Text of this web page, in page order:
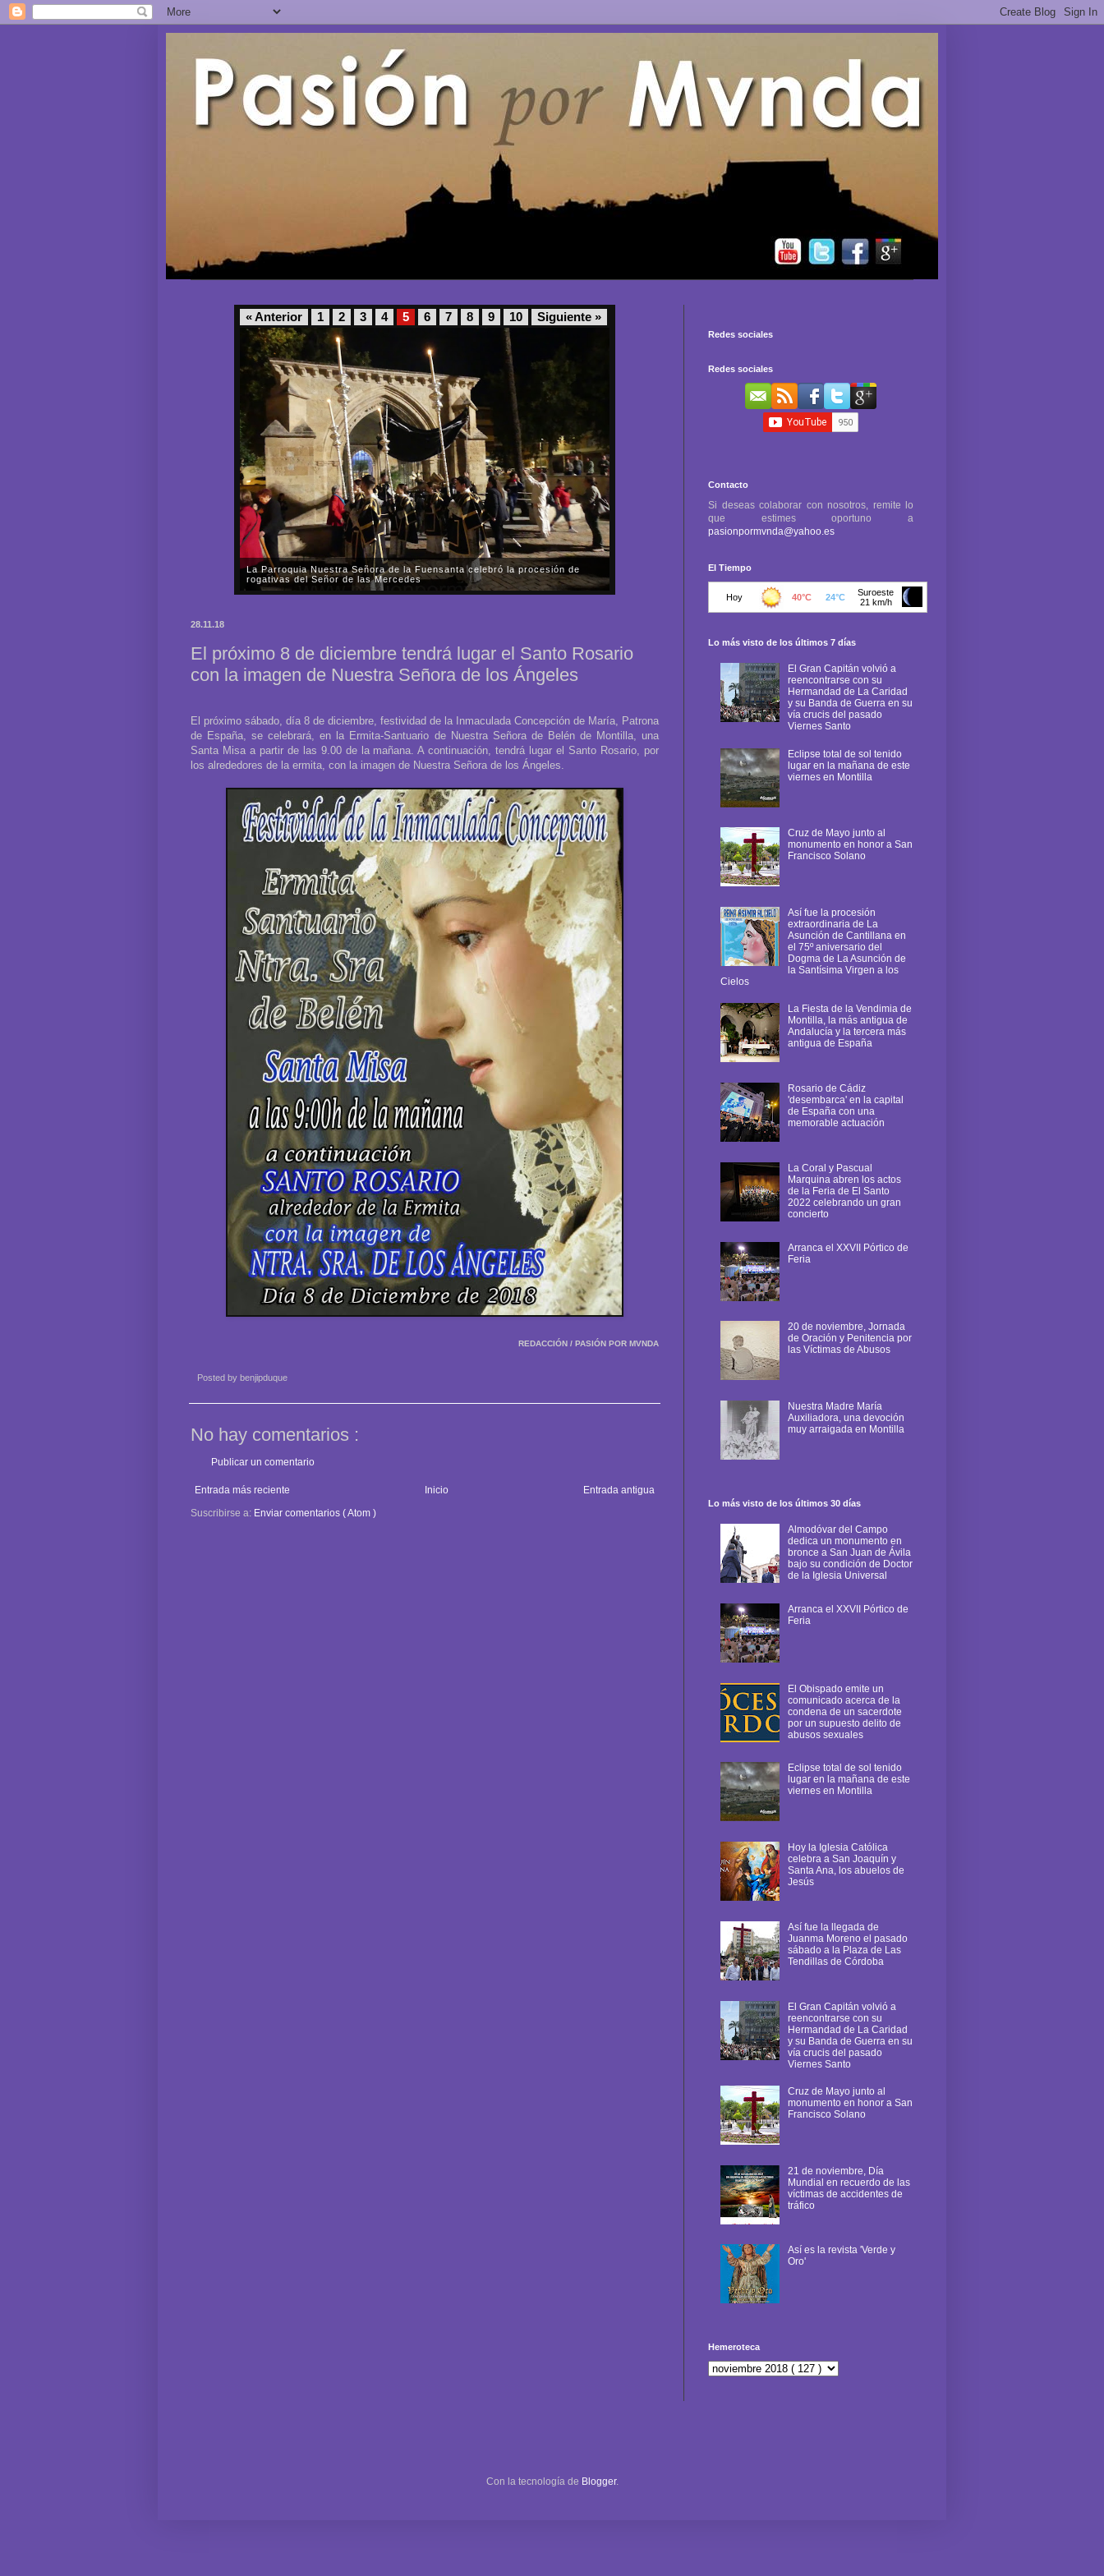
« Anterior 1 2 3 4 5 6 7 8 9 10 Siguiente »
La Parroquia Nuestra Señora de la Fuensanta celebró la procesión de
rogativas del Señor de las Mercedes
28.11.18
El próximo 8 de diciembre tendrá lugar el Santo Rosario
con la imagen de Nuestra Señora de los Ángeles
El próximo sábado, día 8 de diciembre, festividad de la Inmaculada Concepción de María, Patrona
de España, se celebrará, en la Ermita-Santuario de Nuestra Señora de Belén de Montilla, una
Santa Misa a partir de las 9.00 de la mañana. A continuación, tendrá lugar el Santo Rosario, por
los alrededores de la ermita, con la imagen de Nuestra Señora de los Ángeles.
REDACCIÓN / PASIÓN POR MVNDA
Posted by benjipduque
No hay comentarios :
Publicar un comentario
Entrada más reciente Entrada antigua
Inicio
Suscribirse a: Enviar comentarios ( Atom )
Redes sociales
Redes sociales
Contacto
Si deseas colaborar con nosotros, remite lo
que estimes oportuno a
pasionpormvnda@yahoo.es
El Tiempo
Lo más visto de los últimos 7 días
El Gran Capitán volvió a
reencontrarse con su
Hermandad de La Caridad
y su Banda de Guerra en su
vía crucis del pasado
Viernes Santo
Eclipse total de sol tenido
lugar en la mañana de este
viernes en Montilla
Cruz de Mayo junto al
monumento en honor a San
Francisco Solano
Así fue la procesión
extraordinaria de La
Asunción de Cantillana en
el 75º aniversario del
Dogma de La Asunción de
la Santísima Virgen a los
Cielos
La Fiesta de la Vendimia de
Montilla, la más antigua de
Andalucía y la tercera más
antigua de España
Rosario de Cádiz
'desembarca' en la capital
de España con una
memorable actuación
La Coral y Pascual
Marquina abren los actos
de la Feria de El Santo
2022 celebrando un gran
concierto
Arranca el XXVII Pórtico de
Feria
20 de noviembre, Jornada
de Oración y Penitencia por
las Víctimas de Abusos
Nuestra Madre María
Auxiliadora, una devoción
muy arraigada en Montilla
Lo más visto de los últimos 30 días
Almodóvar del Campo
dedica un monumento en
bronce a San Juan de Ávila
bajo su condición de Doctor
de la Iglesia Universal
Arranca el XXVII Pórtico de
Feria
El Obispado emite un
comunicado acerca de la
condena de un sacerdote
por un supuesto delito de
abusos sexuales
Eclipse total de sol tenido
lugar en la mañana de este
viernes en Montilla
Hoy la Iglesia Católica
celebra a San Joaquín y
Santa Ana, los abuelos de
Jesús
Así fue la llegada de
Juanma Moreno el pasado
sábado a la Plaza de Las
Tendillas de Córdoba
El Gran Capitán volvió a
reencontrarse con su
Hermandad de La Caridad
y su Banda de Guerra en su
vía crucis del pasado
Viernes Santo
Cruz de Mayo junto al
monumento en honor a San
Francisco Solano
21 de noviembre, Día
Mundial en recuerdo de las
víctimas de accidentes de
tráfico
Así es la revista 'Verde y
Oro'
Hemeroteca
Con la tecnología de Blogger.